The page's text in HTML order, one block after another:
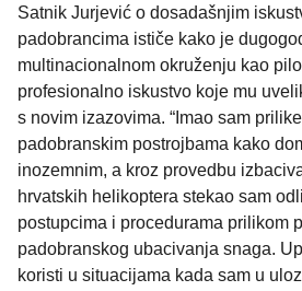
Satnik Jurjević o dosadašnjim
padobrancima ističe kako je
multinacionalnom okruženju kao
profesionalno iskustvo koje mu
s novim izazovima. “Imao sam
padobranskim postrojbama kako
inozemnim, a kroz provedbu
hrvatskih helikoptera stekao sam
postupcima i procedurama prilikom
padobranskog ubacivanja snaga.
koristi u situacijama kada sam u